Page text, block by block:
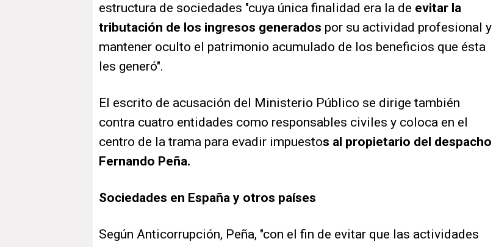
estructura de sociedades "cuya única finalidad era la de evitar la
tributación de los ingresos generados por su actividad profesional y
mantener oculto el patrimonio acumulado de los beneficios que ésta
les generó".
El escrito de acusación del Ministerio Público se dirige también
contra cuatro entidades como responsables civiles y coloca en el
centro de la trama para evadir impuestos al propietario del despacho
Fernando Peña.
Sociedades en España y otros países
Según Anticorrupción, Peña, "con el fin de evitar que las actividades